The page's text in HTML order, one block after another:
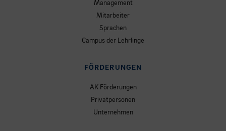
Management
Mitarbeiter
Sprachen
Campus der Lehrlinge
FÖRDERUNGEN
AK Förderungen
Privatpersonen
Unternehmen